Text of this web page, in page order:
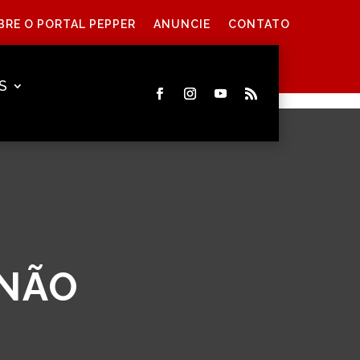
O PORTAL PEPPER ANUNCIE CONTATO